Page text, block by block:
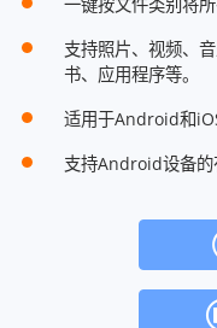
支持照片、视频、
书、应用程序等。
适用于Android和
支持Android设备的